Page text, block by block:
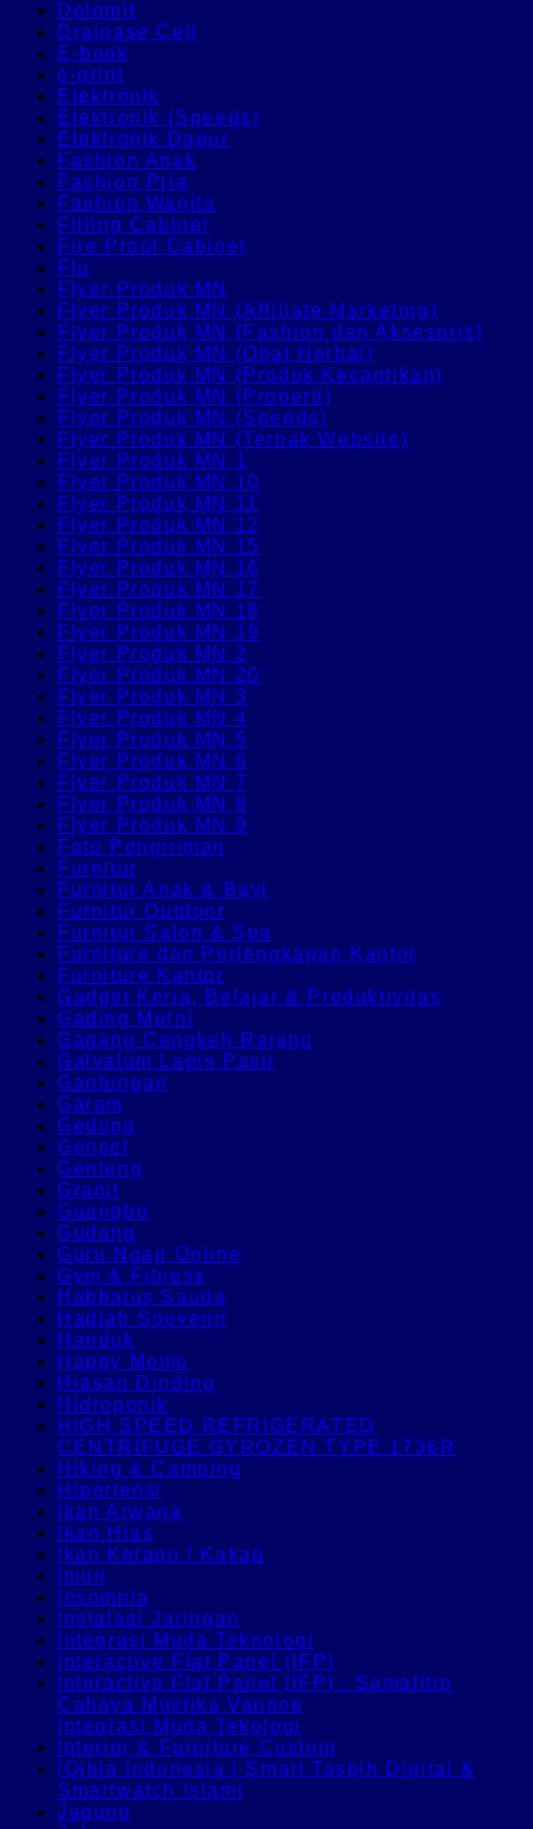
Dolomit
Drainase Cell
E-book
e-print
Elektronik
Elektronik (Speeds)
Elektronik Dapur
Fashion Anak
Fashion Pria
Fashion Wanita
Filling Cabinet
Fire Proof Cabinet
Flu
Flyer Produk MN
Flyer Produk MN (Affiliate Marketing)
Flyer Produk MN (Fashion dan Aksesoris)
Flyer Produk MN (Obat Herbal)
Flyer Produk MN (Produk Kecantikan)
Flyer Produk MN (Properti)
Flyer Produk MN (Speeds)
Flyer Produk MN (Ternak Website)
Flyer Produk MN 1
Flyer Produk MN 10
Flyer Produk MN 11
Flyer Produk MN 12
Flyer Produk MN 15
Flyer Produk MN 16
Flyer Produk MN 17
Flyer Produk MN 18
Flyer Produk MN 19
Flyer Produk MN 2
Flyer Produk MN 20
Flyer Produk MN 3
Flyer Produk MN 4
Flyer Produk MN 5
Flyer Produk MN 6
Flyer Produk MN 7
Flyer Produk MN 8
Flyer Produk MN 9
Foto Pengiriman
Furnitur
Furnitur Anak & Bayi
Furnitur Outdoor
Furnitur Salon & Spa
Furniture dan Perlengkapan Kantor
Furniture Kantor
Gadget Kerja, Belajar & Produktivitas
Gading Murni
Gagang Cengkeh Rajang
Galvalum Lapis Pasir
Gantungan
Garam
Gedung
Genset
Genteng
Granit
Guangbo
Gudang
Guru Ngaji Online
Gym & Fitness
Habbatus Sauda
Hadiah Souvenir
Handuk
Happy Momo
Hiasan Dinding
Hidroponik
HIGH SPEED REFRIGERATED
CENTRIFUGE GYROZEN TYPE 1736R
Hiking & Camping
Hipertensi
Ikan Arwana
Ikan Hias
Ikan Kerapu / Kakap
Imun
Insomnia
Instalasi Jaringan
Integrasi Muda Teknologi
Interactive Flat Panel (IFP)
Interactive Flat Panel (IFP) : Samafitro
Cahaya Mustika Vannoe
Integrasi Muda Tekologi
Interior & Furniture Custom
iQibla Indonesia | Smart Tasbih Digital &
Smartwatch Islami
Jagung